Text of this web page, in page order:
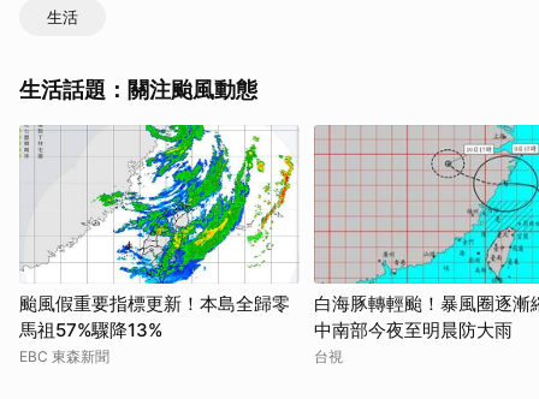
生活
生活話題：關注颱風動態
颱風假重要指標更新！本島全歸零
馬祖57%驟降13%
EBC 東森新聞
白海豚轉輕颱！暴風圈逐
中南部今夜至明晨防大雨
台視
取消